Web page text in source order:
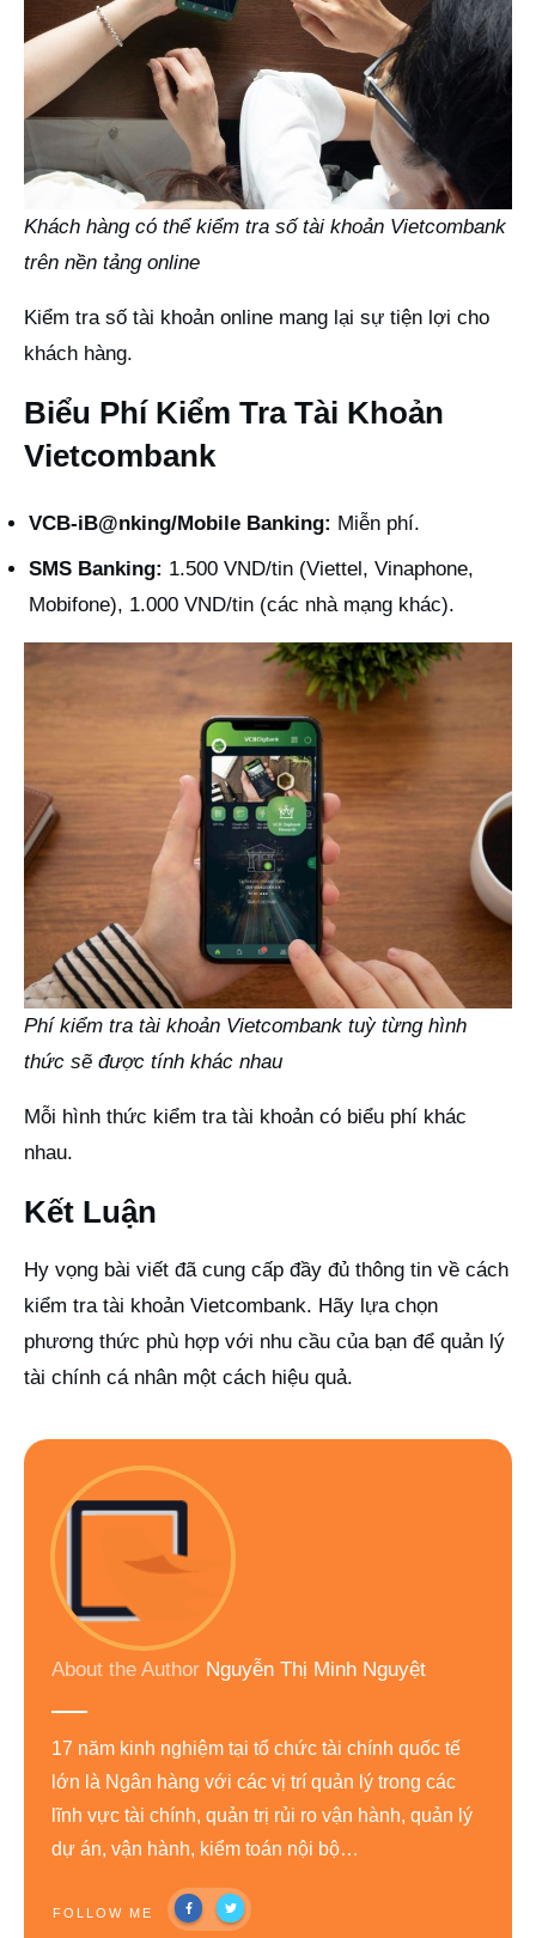
Khách hàng có thể kiểm tra số tài khoản Vietcombank
trên nền tảng online
Kiểm tra số tài khoản online mang lại sự tiện lợi cho
khách hàng.
Biểu Phí Kiểm Tra Tài Khoản
Vietcombank
VCB-iB@nking/Mobile Banking: Miễn phí.
SMS Banking: 1.500 VND/tin (Viettel, Vinaphone,
Mobifone), 1.000 VND/tin (các nhà mạng khác).
Phí kiểm tra tài khoản Vietcombank tuỳ từng hình
thức sẽ được tính khác nhau
Mỗi hình thức kiểm tra tài khoản có biểu phí khác
nhau.
Kết Luận
Hy vọng bài viết đã cung cấp đầy đủ thông tin về cách
kiểm tra tài khoản Vietcombank. Hãy lựa chọn
phương thức phù hợp với nhu cầu của bạn để quản lý
tài chính cá nhân một cách hiệu quả.
About the Author Nguyễn Thị Minh Nguyệt
17 năm kinh nghiệm tại tổ chức tài chính quốc tế
lớn là Ngân hàng với các vị trí quản lý trong các
lĩnh vực tài chính, quản trị rủi ro vận hành, quản lý
dự án, vận hành, kiểm toán nội bộ…
FOLLOW ME